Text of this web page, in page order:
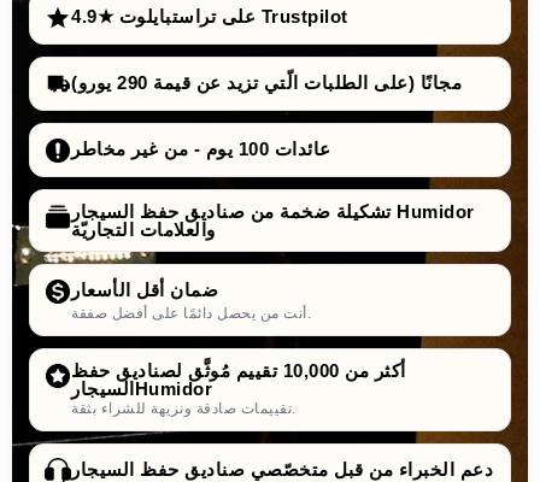
4.9★ على تراستبايلوت Trustpilot
مجانًا (على الطلبات الّتي تزيد عن قيمة 290 يورو)
عائدات 100 يوم - من غير مخاطر
تشكيلة ضخمة من صناديق حفظ السيجار Humidor
والعلامات التجاريّة
ضمان أقل الأسعار
أنت من يحصل دائمًا على أفضل صفقة.
أكثر من 10,000 تقييم مُوثَّق لصناديق حفظ
السيجارHumidor
تقييمات صادقة ونزيهة للشراء بثقة.
دعم الخبراء من قبل متخصّصي صناديق حفظ السيجار